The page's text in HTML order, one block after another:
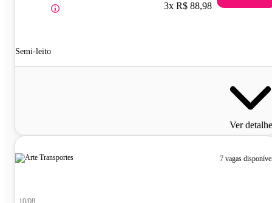
Semi-leito
3x R$ 88,98
Ver
7 vagas
10/08